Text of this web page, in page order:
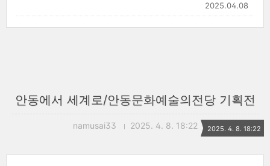
2025.04.08
안동에서 세계로/안동문화예술의전당 기획전
namusai33 2025. 4. 8. 18:22 2025. 4. 8. 18:22